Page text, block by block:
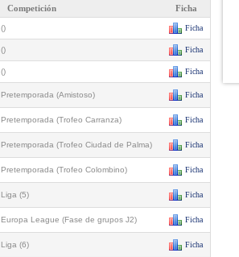
Competición Ficha
() Ficha
() Ficha
() Ficha
Pretemporada (Amistoso) Ficha
Pretemporada (Trofeo Carranza) Ficha
Pretemporada (Trofeo Ciudad de Palma) Ficha
Pretemporada (Trofeo Colombino) Ficha
Liga (5) Ficha
Europa League (Fase de grupos J2) Ficha
Liga (6) Ficha